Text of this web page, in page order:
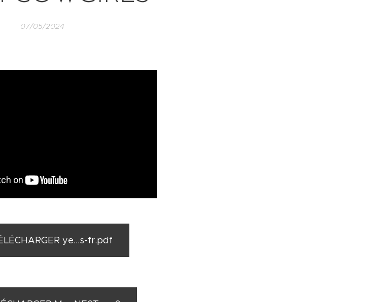
07/05/2024
ye...s-fr.pdf